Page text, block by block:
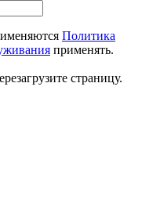
Политика
применять.
страницу.